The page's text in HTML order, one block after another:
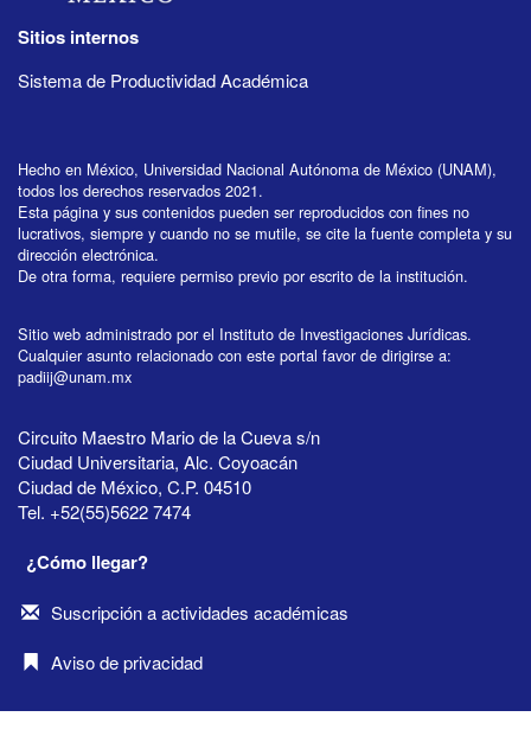
Sitios internos
Sistema de Productividad Académica
Hecho en México, Universidad Nacional Autónoma de México (UNAM),
todos los derechos reservados 2021.
Esta página y sus contenidos pueden ser reproducidos con fines no
lucrativos, siempre y cuando no se mutile, se cite la fuente completa y su
dirección electrónica.
De otra forma, requiere permiso previo por escrito de la institución.
Sitio web administrado por el Instituto de Investigaciones Jurídicas.
Cualquier asunto relacionado con este portal favor de dirigirse a:
padiij@unam.mx
Circuito Maestro Mario de la Cueva s/n
Ciudad Universitaria, Alc. Coyoacán
Ciudad de México, C.P. 04510
Tel. +52(55)5622 7474
¿Cómo llegar?
Suscripción a actividades académicas
Aviso de privacidad